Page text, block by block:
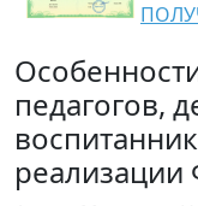
педагогов,